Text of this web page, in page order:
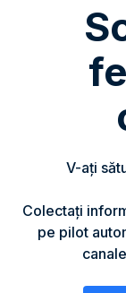
V-ați
Colectați
pe pilot